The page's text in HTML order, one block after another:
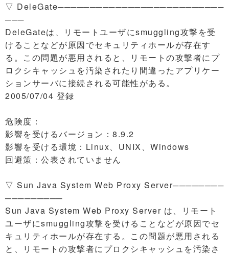
▽ DeleGate──────────────────────────
───
DeleGateは、リモートユーザにsmuggling攻撃を受
けることなどが原因でセキュリティホールが存在す
る。この問題が悪用されると、リモートの攻撃者にプ
ロクシキャッシュを汚染されたり間違ったアプリケー
ションサーバに接続される可能性がある。
2005/07/04 登録
危険度：
影響を受けるバージョン：8.9.2
影響を受ける環境：Linux、UNIX、Windows
回避策：公表されていません
▽ Sun Java System Web Proxy Server────────
─────────
Sun Java System Web Proxy Server は、リモート
ユーザにsmuggling攻撃を受けることなどが原因でセ
キュリティホールが存在する。この問題が悪用される
と、リモートの攻撃者にプロクシキャッシュを汚染さ